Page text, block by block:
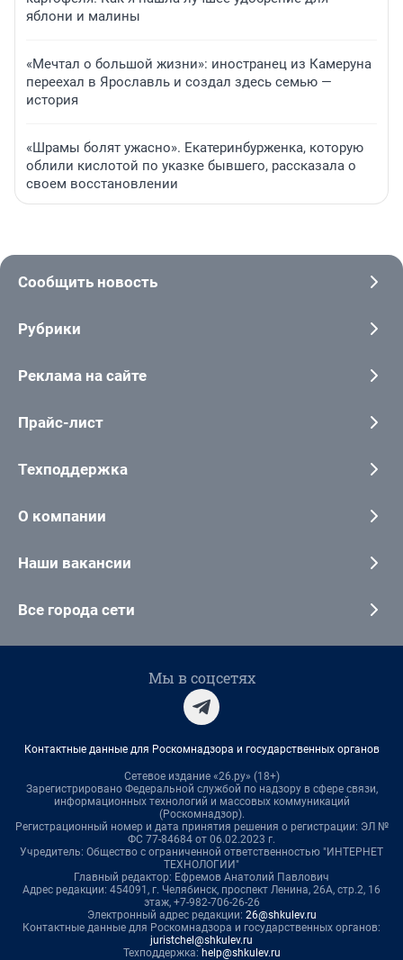
яблони и малины
«Мечтал о большой жизни»: иностранец из Камеруна
переехал в Ярославль и создал здесь семью —
история
«Шрамы болят ужасно». Екатеринбурженка, которую
облили кислотой по указке бывшего, рассказала о
своем восстановлении
Сообщить новость
Рубрики
Реклама на сайте
Прайс-лист
Техподдержка
О компании
Наши вакансии
Все города сети
Мы в соцсетях
Контактные данные для Роскомнадзора и государственных органов
Сетевое издание «26.ру» (18+)
Зарегистрировано Федеральной службой по надзору в сфере связи,
информационных технологий и массовых коммуникаций
(Роскомнадзор).
Регистрационный номер и дата принятия решения о регистрации: ЭЛ №
ФС 77-84684 от 06.02.2023 г.
Учредитель: Общество с ограниченной ответственностью "ИНТЕРНЕТ
ТЕХНОЛОГИИ"
Главный редактор: Ефремов Анатолий Павлович
Адрес редакции: 454091, г. Челябинск, проспект Ленина, 26А, стр.2, 16
этаж, +7-982-706-26-26
Электронный адрес редакции: 26@shkulev.ru
Контактные данные для Роскомнадзора и государственных органов:
juristchel@shkulev.ru
Техподдержка: help@shkulev.ru